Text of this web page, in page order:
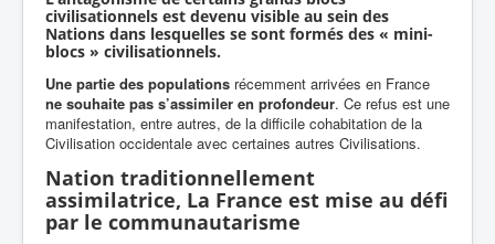
civilisationnels est devenu visible au sein des
Nations dans lesquelles se sont formés des « mini-
blocs » civilisationnels.
Une partie des populations récemment arrivées en France
ne souhaite pas s’assimiler en profondeur. Ce refus est une
manifestation, entre autres, de la difficile cohabitation de la
Civilisation occidentale avec certaines autres Civilisations.
Nation traditionnellement
assimilatrice, La France est mise au défi
par le communautarisme